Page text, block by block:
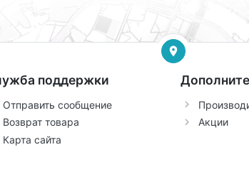
поддержки
Отправить сообщение
Возврат товара
Карта сайта
Акции